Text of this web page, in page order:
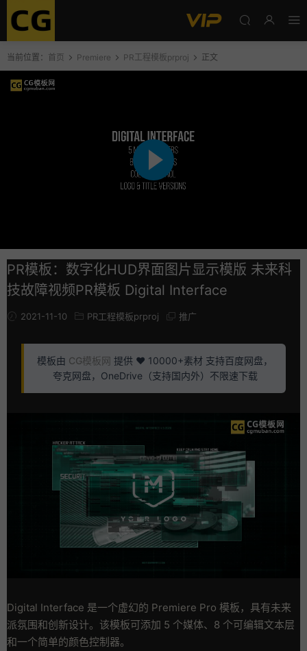
当前位置： 首页 Premiere PR工程模板prproj 正文
PR模板：数字化HUD界面图片显示模版 未来科
技故障视频PR模板 Digital Interface
2021-11-10 PR工程模板prproj 推广
模板由 CG模板网 提供 ❤️ 10000+素材 支持百度网盘，
夸克网盘，OneDrive（支持国内外）不限速下载
Digital Interface 是一个虚幻的 Premiere Pro 模板，具有未来
派氛围和创新设计。该模板可添加 5 个媒体、8 个可编辑文本层
和一个简单的颜色控制器。